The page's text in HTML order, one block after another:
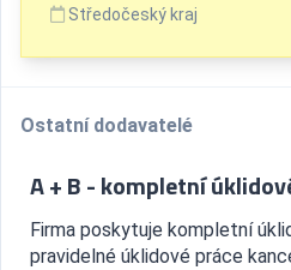
Středočeský kraj
Ostatní dodavatelé
A + B - kompletní
Firma poskytuje kompletní
pravidelné úklidové práce